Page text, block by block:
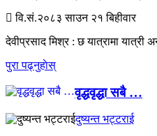
वि.सं.२०८३साउन २१ बिहीवार
देवीप्रसाद मिश्र : छ यात्रामा
पुरा पढ्नुहाेस्
वृद्धवृद्धा सबै …
दुष्यन्त भट्टराई